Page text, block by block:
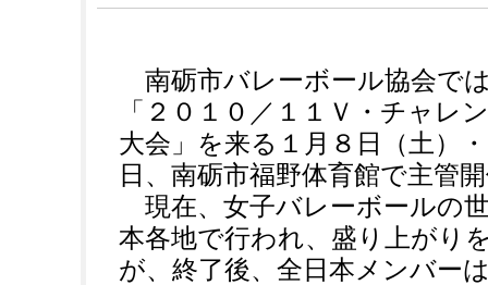
南砺市バレーボール協会で
「２０１０／１１Ｖ・チャレ
大会」を来る１月８日（土）
日、南砺市福野体育館で主管
現在、女子バレーボールの
本各地で行われ、盛り上がり
が、終了後、全日本メンバー